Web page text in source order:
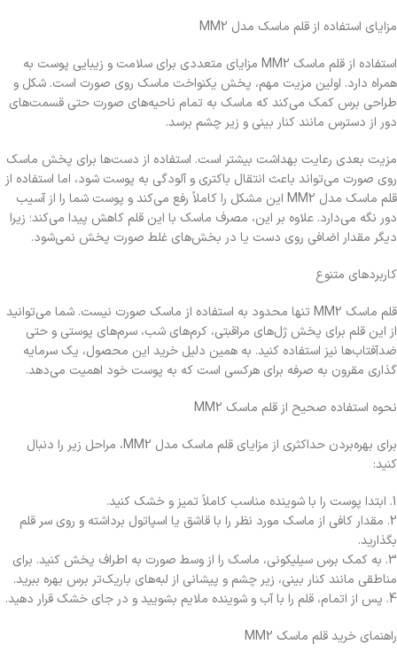
مزایای استفاده از قلم ماسک مدل MM2
استفاده از قلم ماسک MM2 مزایای متعددی برای سلامت و زیبایی پوست به
همراه دارد. اولین مزیت مهم، پخش یکنواخت ماسک روی صورت است. شکل و
طراحی برس کمک می‌کند که ماسک به تمام ناحیه‌های صورت حتی قسمت‌های
دور از دسترس مانند کنار بینی و زیر چشم برسد.
مزیت بعدی رعایت بهداشت بیشتر است. استفاده از دست‌ها برای پخش ماسک
روی صورت می‌تواند باعث انتقال باکتری و آلودگی به پوست شود، اما استفاده از
قلم ماسک مدل MM2 این مشکل را کاملاً رفع می‌کند و پوست شما را از آسیب
دور نگه می‌دارد. علاوه بر این، مصرف ماسک با این قلم کاهش پیدا می‌کند؛ زیرا
دیگر مقدار اضافی روی دست یا در بخش‌های غلط صورت پخش نمی‌شود.
کاربردهای متنوع
قلم ماسک MM2 تنها محدود به استفاده از ماسک صورت نیست. شما می‌توانید
از این قلم برای پخش ژل‌های مراقبتی، کرم‌های شب، سرم‌های پوستی و حتی
ضدآفتاب‌ها نیز استفاده کنید. به همین دلیل خرید این محصول، یک سرمایه
گذاری مقرون‌ به‌ صرفه برای هرکسی است که به پوست خود اهمیت می‌دهد.
نحوه استفاده صحیح از قلم ماسک MM2
برای بهره‌بردن حداکثری از مزایای قلم ماسک مدل MM2، مراحل زیر را دنبال
کنید:
1. ابتدا پوست را با شوینده مناسب کاملاً تمیز و خشک کنید.
2. مقدار کافی از ماسک مورد نظر را با قاشق یا اسپاتول برداشته و روی سر قلم
بگذارید.
3. به کمک برس سیلیکونی، ماسک را از وسط صورت به اطراف پخش کنید. برای
مناطقی مانند کنار بینی، زیر چشم و پیشانی از لبه‌های باریک‌تر برس بهره ببرید.
4. پس از اتمام، قلم را با آب و شوینده ملایم بشویید و در جای خشک قرار دهید.
راهنمای خرید قلم ماسک MM2